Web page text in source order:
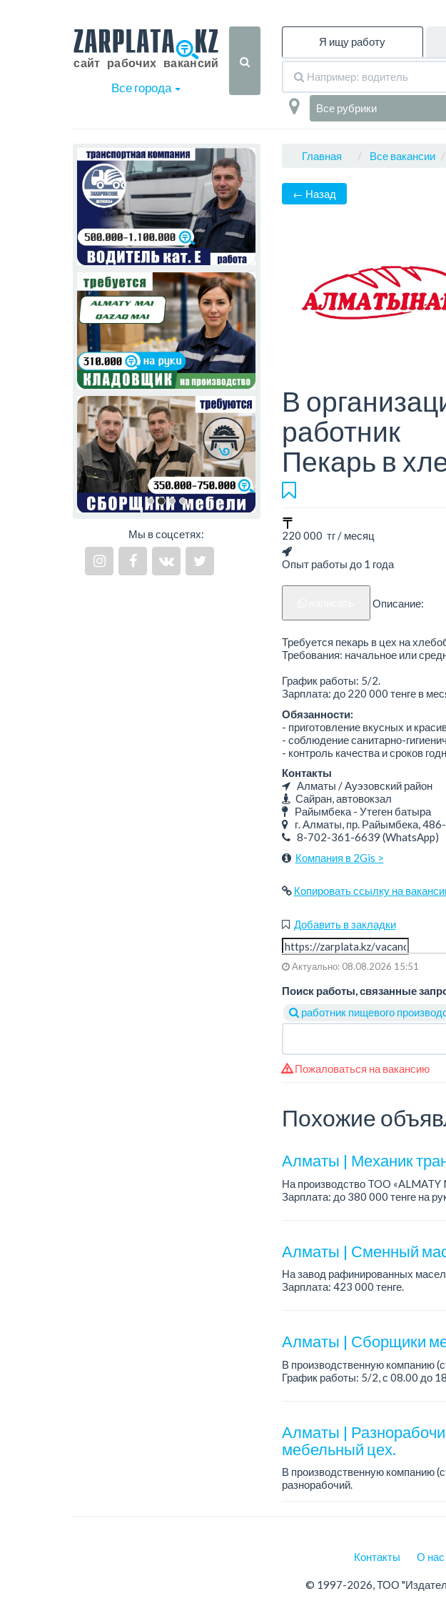
Все города
Я ищу работу
Все рубрики
Мы в соцсетях:
Главная Все вакансии
← Назад
В
работник
Пекарь в
220 000 тг / месяц
Опыт работы до 1 года
Описание:
Требуется пекарь в цех на
Требования: начальное или
График работы: 5/2.
Зарплата: до 220 000 тенге в
Обязанности:
- приготовление вкусных и
- соблюдение санитарно-
- контроль качества и сроков
Контакты
Алматы / Ауэзовский район
Сайран, автовокзал
Райымбека - Утеген батыра
г. Алматы, пр. Райымбека,
8-702-361-6639 (WhatsApp)
Компания в 2Gis >
Копировать ссылку на
Добавить в закладки
Актуально: 08.08.2026 15:51
Поиск работы, связанные
работник пищевого
Пожаловаться на вакансию
Похожие
Алматы | Механик
На производство TOO «ALMATY
Зарплата: до 380 000 тенге на
Алматы | Сменный
На завод рафинированных
Зарплата: 423 000 тенге.
Алматы | Сборщики
В производственную компанию
График работы: 5/2, с 08.00 до
Алматы |
мебельный цех.
В производственную компанию
разнорабочий.
Контакты О нас
© 1997-2026, ТОО